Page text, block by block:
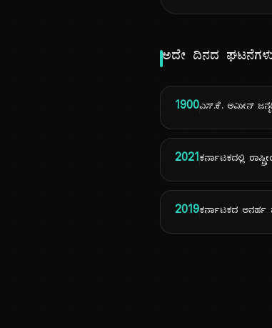
ಅದೇ ದಿನದ
1900ಎಸ್.ಕೆ. ಅಮೀನ್
2021ಕರ್ನಾಟಕದಲ್ಲಿ
2019ಕರ್ನಾಟಕದ ಅನರ್ಹ